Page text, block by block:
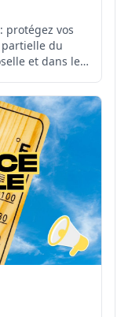
vos
et dans le
indispensable